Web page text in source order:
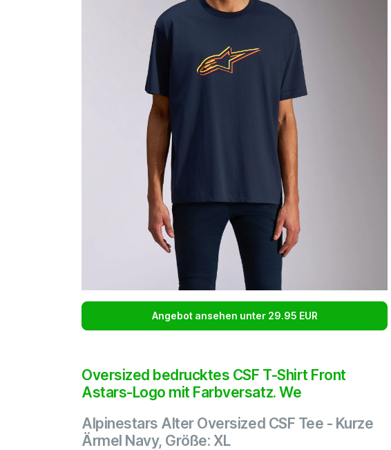
Angebot ansehen unter 29.95 EUR
Oversized bedrucktes CSF T-Shirt Front
Astars-Logo mit Farbversatz. We
Alpinestars Alter Oversized CSF Tee - Kurze
Ärmel Navy, Größe: XL